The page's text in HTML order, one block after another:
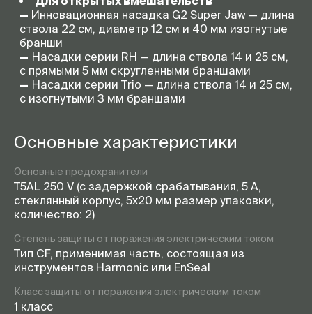
— Инновационная насадка G2 Super Jaw — длина
ствола 22 см, диаметр 12 см и 40 мм изогнутые
бранши
— Насадки серии RH — длина ствола 14 и 25 см,
с прямыми 5 мм скругленными браншами
— Насадки серии Trio — длина ствола 14 и 25 см,
с изогнутыми 3 мм браншами
Основные характеристики
Основные предохранители
T5AL 250 V (с задержкой срабатывания, 5 A,
стеклянный корпус, 5x20 мм размер упаковки,
количество: 2)
Степень защиты от поражения электрическим током
Тип CF, применимая часть, состоящая из
инструментов Harmonic или EnSeal
Класс защиты от поражения электрическим током
1 класс